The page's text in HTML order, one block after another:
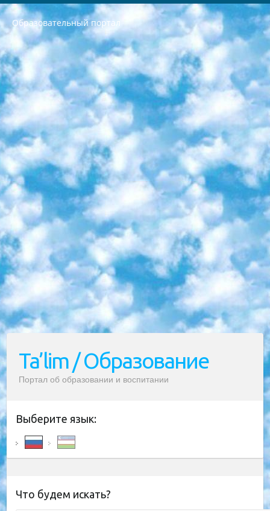
Образовательный портал
РЕСПУБЛИКА УЗБЕКИСТАН МИНИСТРЕРСТВО ДОШКОЛЬНОГО И ШКОЛЬНОГО ОБРАЗОВАНИЯ КОМАНДА в общеобразовательных учреждениях в 2023-2024 учебном году организация и проведение итоговой государственной аттестации обучающихся о Министра дошкольного и школьного образования Республики Узбекистан от 4 марта 2008 года (постановлением Минюста от 20 марта 2008 года № 1778 государственной регистрации) «Итоговое состояние учащихся общего среднего образования на основании положения об утверждении положения об аттестации общего среднего образования выпускной экзамен студентов в образовательных учреждениях в 2023-2024 учебном году В целях организации и прохождения аттестации приказываю: 1. Следующее: перечень предметов, по которым будет проводиться итоговая государственная аттестация и экзамен формы перевода согласно приложению 1; сертификаты международного образца, оценивающие уровень владения иностранными языками перечень согласно приложению 2; 2. Педагогический при специализированных образовательных учреждениях. научно-практический центр квалификации и международной оценки (Д.Давидова) 2024 г. До 25 марта: задания по предметам, по которым будет проводиться итоговая аттестация разработка и утверждение технических условий; итоговая аттестация на основании разработанного предметного задания разработка вопросов по предметам (устно и письменно), экзамен передача; общеобразовательные средние школы и специальные учебные заведения учащиеся выпускных классов школ и интернатов в агентской системе подготовка базы данных экзаменационных материалов и критериев оценки; перевод базы экзаменационных материалов на все языки обучения подать в Республиканский образовательный центр для изготовления; варианты экзаменов на основе разработанных контрольных материалов пусть будут поставлены задачи формирования. 3. Республиканский образовательный центр (Ш.Худайкулов) до 5 апреля 2024 года. до: база данных предоставленных экзаменационных материалов на все языки обучения перевод и экспертиза; для слепых, слабовидящих, глухих, слабослышащих и умственно отсталых детей учащиеся выпускных классов специализированных школ и школ-интернатов база данных экзаменационных материалов на всех преподаваемых языках подготовка критериев оценки; специализированные школы для умственно отсталых детей и технологии для учащихся выпускных классов школ-интернатов разработка соответствующих рекомендаций и критериев проведения ЕГЭ по естествознанию давать задания. 4. Педагогический при специализированных образовательных учреждениях. Научно-практический центр навыков и международной оценки (Д.Давидова), Республика образовательный центр (Худайкулов Ш.) итоговый государственный аттестационный экзамен ориентирован на творческое и логическое мышление при подготовке базы материалов учитывать введение заданий. 5. Следует отметить, что: сертификат государственного образца о знании общеобразовательного предмета и как минимум национальный уровень B1 по предметам на иностранных языках, указанным в Приложении 2. или международно признанный сертификат эквивалентного уровня студенты, изучающие определенный предмет, освобождаются от экзамена; по соответствующим предметам запланирована итоговая государственная аттестация за день до дня, путем жеребьевки Рабочей группой (в письменной форме по предметам, проводимым в форме) из числа сформированных вариантов выбрано 2 варианта; 2 выбранных варианта экзамена анонсированы на официальном сайте министерства и все выпускники по всей стране на основе этих вариантов проводит итоговую государственную аттестацию. 6. Государственное образование учащихся средних общеобразовательных учреждений. знания в соответствии с квалификационными требованиями, которые необходимо приобрести на основании стандартов итоговый (выпускной) контроль для 9 и 11 классов в целях тестирования Экзамены (далее – экзамены) состоят из предметов, перечисленных в приложении 1. будет сделано. 7. Экзамены пройдут с 26 мая по 15 июня 2024 г. (кроме науки физического воспитания). 8. Физическая для учащихся 9 классов общесредних образовательных учреждений. Экзамены по предмету «Образование, квалификация медицина» 1-6 мая 2024 года. сотрудники перевести под присмотр (с отклонениями в физическом или умственном развитии) специализированная школа для детей, школы-интернаты и со сколиозом школы-интернаты санаторного типа для больных детей исключены). 9. Он был слепым, слабовидящим и имел нарушения опорно-двигательного аппарата. экзамены в специализированных школах и интернатах для детей должны проводиться исходя из требований, предъявляемых к общеобразовательным учреждениям (физкультура кроме науки). 10. Специализированная школа для глухих и слабослышащих детей. и экзамены в интернатах и быть реализован в виде письменного теста по математике. 11. Специальность для умственно отсталых детей. Для 9 класса Родной язык и литературное письмо Государственный язык (язык обучения – узбекский). для неклассов) написано Математическое письмо Письменная/устная история Узбекистана Физическое воспитание практично Итоговый контроль Для 11 класса Написание родного языка и литературы (эссе) Математическое письмо Узбекский язык (обучение на узбекском языке) не посещающее общее среднее образование для учреждений)/Образовательное учреждение выбор письменный и устный Иностранный язык письменный/устный Письменная/устная история Узбекистана *По выбору студента:  Химия  Физика  Основы государственного права  География 10 бесплатных образовательных ресурсов - Мы составили подборку онлайн-проектов с интерактивными упражнениями, видеолекциями и статьями. Они помогут вам обрести новые и освежить старые знания бесплатно. 1. «ИНТУИТ» Старейшая образовательная площадка Рунета. Здесь вы найдёте сотни текстовых и видеокурсов на десятки различных тем — от программирования до психологии. Многие курсы подготовлены российскими университетами и крупными международными компаниями вроде Intel и Microsoft. Самостоятельное обучение бесплатное, но желающие могут оплатить услуги персональных наставников. 2. «Смартия» знакомит с актуальными профессиями и подсказывает, как им обучаться. Выбрав заинтересовавшую вас специальность — SMM-специалист, фотограф, веб-дизайнер или другую, — увидите список необходимых для неё умений. Чтобы вы могли освоить их самостоятельно, для каждого умения площадка отображает подборку ссылок на учебные материалы. Хотя «Смартия» ориентируется на русскоязычную аудиторию, часть контента всё же доступна только на английском. 3. «Лекторий Физтеха» Проект Московского физико-технического института (Физтеха). С его помощью вы можете смотреть онлайн серии лекций, записанные на видео в этом вузе. В числе доступных предметов — физика, биология, химия, информационные технологии и другие. К некоторым лекциям администрация ресурса прилагает готовые конспекты, которые можно скачивать в PDF-формате. 4. ITMOcourses Онлайн-площадка Санкт-Петербургского национального исследовательского университета информационных технологий, механики и оптики (ИТМО). Ресурс предоставляет свободный доступ к курсам, разработанным в этом вузе. Каталог материалов разбит на четыре категории: «Оптические системы и технологии», «Приборостроение и робототехника», «Информационные технологии» и «Биотехнологии». Курсы состоят из видеолекций, интерактивных демонстраций и заданий. 5. «КиберЛенинка» Электронная научная библиотека открытого доступа. Каталог площадки регулярно обрастает текстами статей из различных научных изданий. Сгруппированные по журналам и рубрикам публикации можно читать онлайн или скачивать целиком в PDF-формате. Проект нацелен на популяризацию науки за счёт открытого доступа к качественной информации. 6. «ПостНаука» На этом ресурсе публикуют подборки видеолекций, составленные экспертами из разных отраслей и объединённые общими темами. Среди них, к примеру, есть серии «Биоинформатика и геномика», «Культура средневековой Скандинавии» и Cinema Studies о теории кино. Каждая подборка лекций — логически связанная история, рассказанная экспертом от первого лица. Кроме того, на сайте появляются научно-образовательные статьи и тесты на разные темы. 7. «Newочём» Команда проекта «Newочём» отбирает самые интересные тексты из англоязычных СМИ и переводит те из них, за которые голосуют участники сообщества «ВКонтакте». По большей части это научно-популярные статьи. Редакторы придумывают лишь заголовки, в остальном содержание переводов соответствует оригиналам. Полные тексты можно читать прямо в социальной сети. 8. InternetUrok Онлайн-база материалов по основным дисциплинам школьной программы. Информация на сайте структурирована по классам, предметам и темам (урокам). Каждый урок состоит из видеолекций и конспектов. Есть также интерактивные тренажёры и тесты для закрепления пройденного материала. Даже если вы давно окончили школу, возможность повторить программу старших классов всегда может пригодиться. 9. Edutainme Ещё один ресурс об образовании. В отличие от Newtonew, как мне кажется, Edutainme больше ориентируется на представителей индустрии: педагогов, предпринимателей, разработчиков образовательных проектов. Но и любой, кто просто стремится к саморазвитию, найдёт на сайте много полезного и интересного для себя. Например, информацию о новых курсах и образовательных сервисах. 10. Newtonew Онлайн-медиа об образовании и обучении в широком смысле. Авторы Newtonew пишут об инструментах, заведениях, тактиках и стратегиях, которые помогают учить других и получать новые знания самостоятельно. На этой площадке вы найдёте новости, обзоры, аналитические мат
Ta’lim / Образование
Портал об образовании и воспитании
Выберите язык:
Что будем искать?